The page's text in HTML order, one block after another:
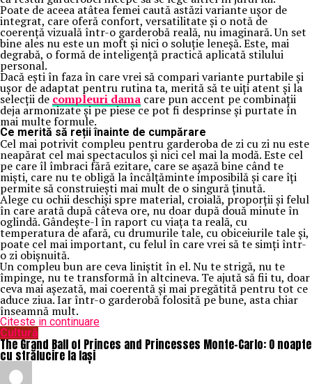
Poate de aceea atâtea femei caută astăzi variante ușor de
integrat, care oferă confort, versatilitate și o notă de
coerență vizuală într-o garderobă reală, nu imaginară. Un set
bine ales nu este un moft și nici o soluție leneșă. Este, mai
degrabă, o formă de inteligență practică aplicată stilului
personal.
Dacă ești în faza în care vrei să compari variante purtabile și
ușor de adaptat pentru rutina ta, merită să te uiți atent și la
selecții de compleuri dama care pun accent pe combinații
deja armonizate și pe piese ce pot fi desprinse și purtate în
mai multe formule.
Ce merită să reții înainte de cumpărare
Cel mai potrivit compleu pentru garderoba de zi cu zi nu este
neapărat cel mai spectaculos și nici cel mai la modă. Este cel
pe care îl îmbraci fără ezitare, care se așază bine când te
miști, care nu te obligă la încălțăminte imposibilă și care îți
permite să construiești mai mult de o singură ținută.
Alege cu ochii deschiși spre material, croială, proporții și felul
în care arată după câteva ore, nu doar după două minute în
oglindă. Gândește-l în raport cu viața ta reală, cu
temperatura de afară, cu drumurile tale, cu obiceiurile tale și,
poate cel mai important, cu felul în care vrei să te simți într-
o zi obișnuită.
Un compleu bun are ceva liniștit în el. Nu te strigă, nu te
împinge, nu te transformă în altcineva. Te ajută să fii tu, doar
ceva mai așezată, mai coerentă și mai pregătită pentru tot ce
aduce ziua. Iar într-o garderobă folosită pe bune, asta chiar
înseamnă mult.
Citeste in continuare
Cultură
The Grand Ball of Princes and Princesses Monte-Carlo: O noapte
cu strălucire la Iași